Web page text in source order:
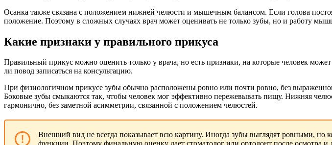
Осанка также связана с положением нижней челюсти и мышечным балансом. Если голова
положение. Поэтому в сложных случаях врач может оценивать не только зубы, но и работу
Какие признаки у правильного прикуса
Правильный прикус можно оценить только у врача, но есть признаки, на которые человек
ли повод записаться на консультацию.
При физиологичном прикусе зубы обычно расположены ровно или почти ровно, без
Боковые зубы смыкаются так, чтобы человек мог эффективно пережевывать пищу. Нижняя
гармонично, без заметной асимметрии, связанной с положением челюстей.
Внешний вид не всегда показывает всю картину. Иногда зубы выглядят ровными,